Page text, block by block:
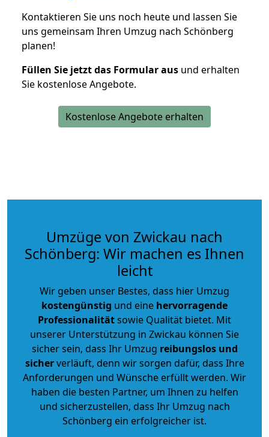
Kontaktieren Sie uns noch heute und lassen Sie
uns gemeinsam Ihren Umzug nach Schönberg
planen!
Füllen Sie jetzt das Formular aus und erhalten
Sie kostenlose Angebote.
Kostenlose Angebote erhalten
Umzüge von Zwickau nach
Schönberg: Wir machen es Ihnen
leicht
Wir geben unser Bestes, dass hier Umzug
kostengünstig und eine hervorragende
Professionalitätsowie Qualität bietet. Mit
unserer Unterstützung in Zwickau können Sie
sicher sein, dass Ihr Umzug reibungslos und
sicherverläuft, denn wir sorgen dafür, dass Ihre
Anforderungen und Wünsche erfüllt werden. Wir
haben die besten Partner, um Ihnen zu helfen
und sicherzustellen, dass Ihr Umzug nach
Schönberg ein erfolgreicher ist.